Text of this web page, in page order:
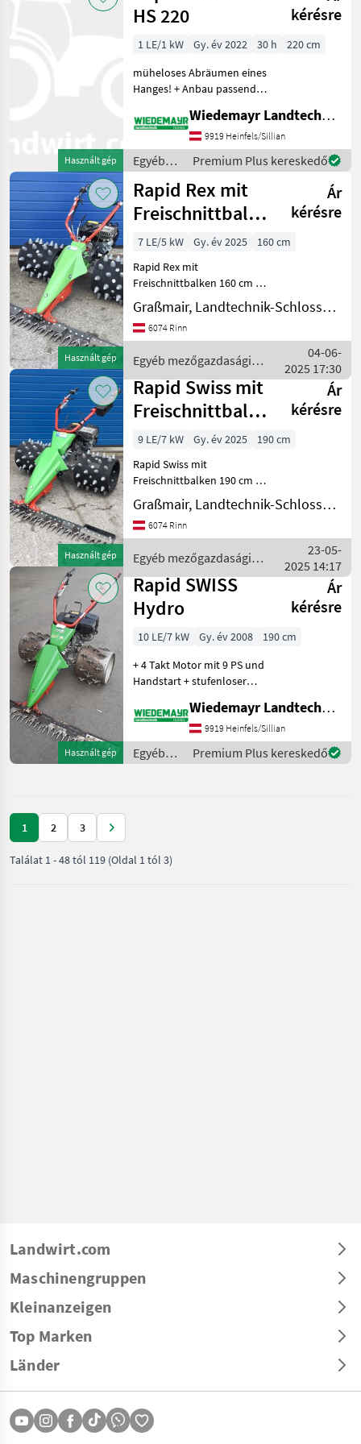
/ Rapid
Használt gép
HS 220
kérésre
1 LE/1 kW Gy. év 2022 30 h
220 cm
müheloses Abräumen eines
Hanges! + Anbau passend
Anfrage) + Arbeitsbreite 220
cm + bewegliche Seitenteile
+ beste Bodenanpassung
für
Wiedemayr Landtechnik GmbH
9919 Heinfels/Sillian
Egyéb
mezőgazdasági
erőgépek
/ Rapid
Premium Plus kereskedő
Használt gép
Rapid Rex mit
Freischnittbalken
160 cm
Ár
kérésre
7 LE/5 kW Gy. év 2025
160 cm
Rapid Rex mit
Freischnittbalken 160 cm 7
PS / 5, 1 kW Flexispike 7“ 4-
reihig Messerantrieb
Kaszaujjas gerendely, Egyéb
Motoros rotációs fűka
Graßmair, Landtechnik-Schlosserei GmbH
6074 Rinn
Egyéb mezőgazdasági
erőgépek / Rapid
04-06-
2025 17:30
Használt gép
Rapid Swiss mit
Freischnittbalken
190 cm
Ár
kérésre
9 LE/7 kW Gy. év 2025
190 cm
Rapid Swiss mit
Freischnittbalken 190 cm 9
PS / 6, 6 kW Flexispike 9“ 4-
reihig Messerantrieb inkl.
Zusatzgewichte motor-
gerendely, Egyéb
Graßmair, Landtechnik-Schlosserei GmbH
6074 Rinn
Egyéb mezőgazdasági
erőgépek / Rapid
23-05-
2025 14:17
Használt gép
Rapid SWISS
Hydro
Ár
kérésre
10 LE/7 kW Gy. év 2008
190 cm
+ 4 Takt Motor mit 9 PS und
Handstart + stufenloser
und hinten + Holmlenkung
für leichtes Lenken des
Mähers + Achsfreischaltung
+ Stachelw
Wiedemayr Landtechnik GmbH
9919 Heinfels/Sillian
Egyéb
mezőgazdasági
Premium Plus kereskedő
1 2 3
Találat 1-48tól 119 (Oldal 1 tól 3)
Landwirt.com
Maschinengruppen
Kleinanzeigen
Top Marken
Länder